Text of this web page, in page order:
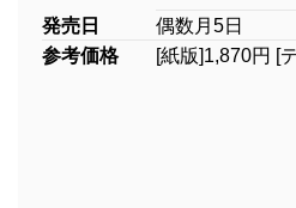
発売日
偶数月5日
参考価格
[紙版]1,870円 [